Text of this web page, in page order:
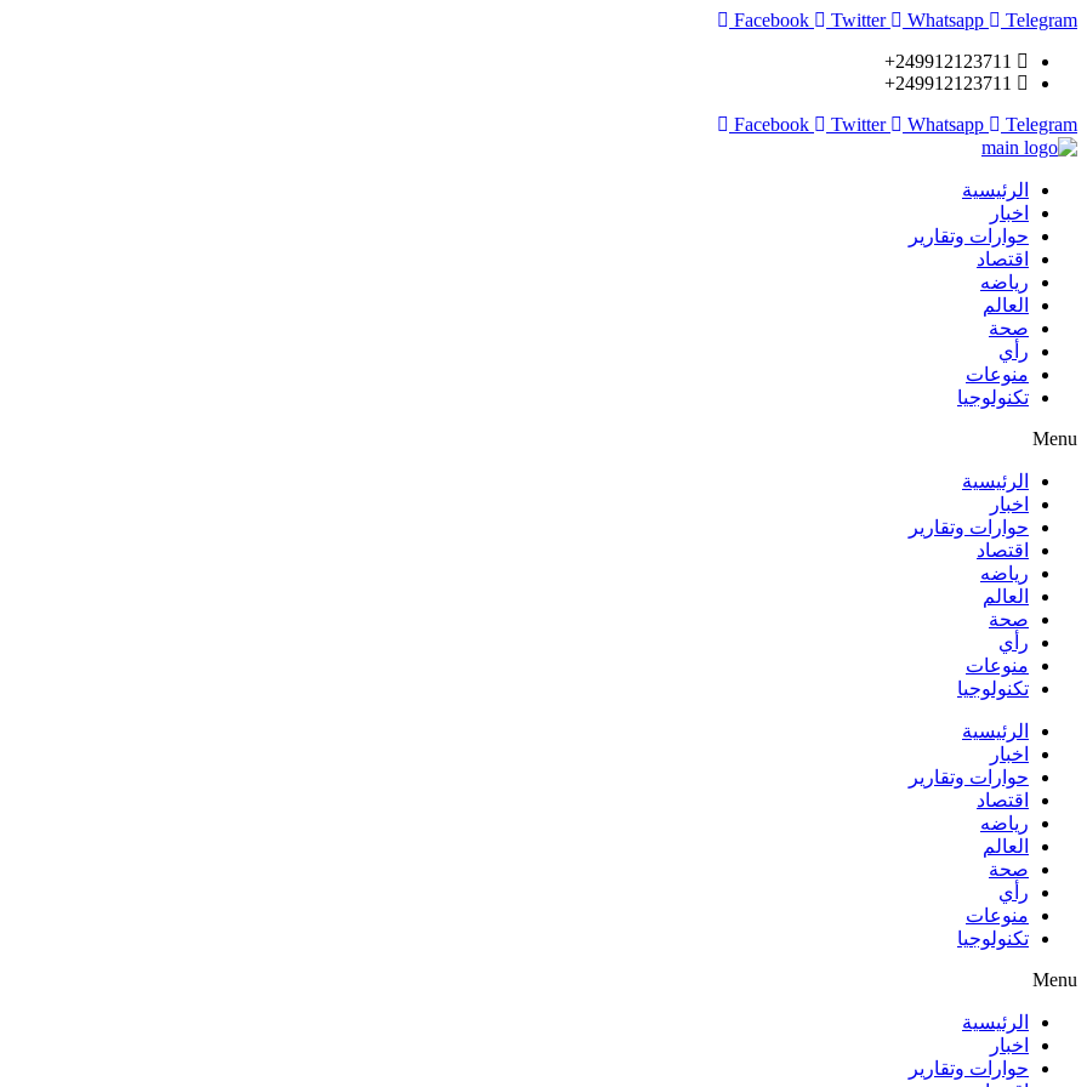
Facebook Twitter Whatsapp
Telegram
249912123711+
249912123711+
Facebook
Twitter Whatsapp Telegram
الرئيسية
اخبار
حوارات وتقارير
اقتصاد
رياضه
العالم
صحة
رأي
منوعات
تكنولوجيا
Menu
الرئيسية
اخبار
حوارات وتقارير
اقتصاد
رياضه
العالم
صحة
رأي
منوعات
تكنولوجيا
الرئيسية
اخبار
حوارات وتقارير
اقتصاد
رياضه
العالم
صحة
رأي
منوعات
تكنولوجيا
Menu
الرئيسية
اخبار
حوارات وتقارير